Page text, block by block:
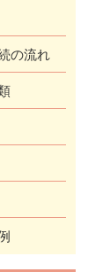
の流れ